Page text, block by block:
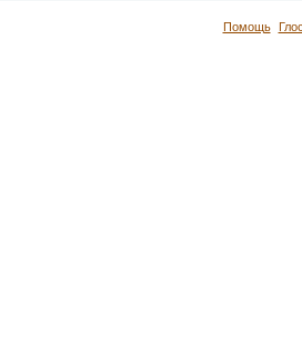
Помощь